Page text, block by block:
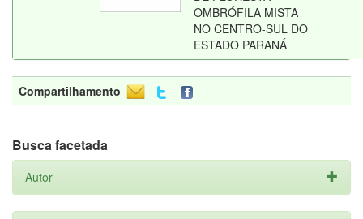
OMBRÓFILA MISTA
NO CENTRO-SUL DO
ESTADO PARANÁ
Compartilhamento
Busca facetada
Autor